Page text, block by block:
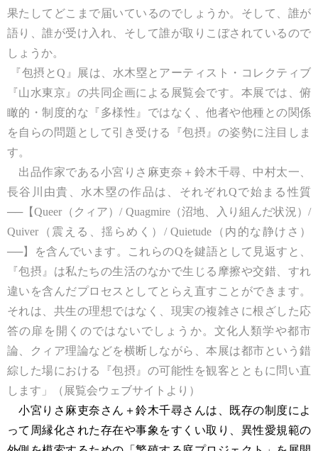
果たしてどこまで届いているのでしょうか。そして、誰が
語り、誰が受け入れ、そして誰が取りこぼされているので
しょうか。
『包摂とQ』展は、水木塁とアーティスト・コレクティブ
『山水東京』の共同企画による展覧会です。本展では、俯
瞰的・制度的な『多様性』ではなく、他者や他種との関係
を自らの問題として引き受ける『包摂』の姿勢に注目しま
す。
出品作家である小宮りさ麻吏奈＋鈴木千尋、中村太一、
長谷川由貴、水木塁の作品は、それぞれQで始まる性質
──【Queer（クィア）/ Quagmire（沼地、入り組んだ状況）/
Quiver（震える、揺らめく）/ Quietude（内的な静けさ）
──】を含んでいます。これらのQを鍵語として見返すと、
『包摂』は私たちの生活のなかで生じる摩擦や交錯、すれ
違いを含んだプロセスとしてとらえ直すことができます。
それは、共生の理想ではなく、現実の複雑さに根ざした応
答の扉を開くのではないでしょうか。文化人類学や都市
論、クィア理論などを横断しながら、本展は都市という錯
綜した場における『包摂』の可能性を観客とともに問い直
します」（展覧会ウェブサイトより）
小宮りさ麻吏奈さん＋鈴木千尋さんは、既存の制度によ
って周縁化された存在や事象をすくい取り、異性愛規範の